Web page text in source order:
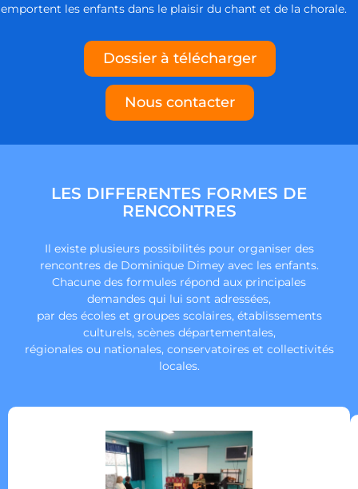
emportent les enfants dans le plaisir du chant et de la chorale.
Dossier à télécharger
Nous contacter
LES DIFFERENTES FORMES DE
RENCONTRES
Il existe plusieurs possibilités pour organiser des
rencontres de Dominique Dimey avec les enfants.
Chacune des formules répond aux principales
demandes qui lui sont adressées,
par des écoles et groupes scolaires, établissements
culturels, scènes départementales,
régionales ou nationales, conservatoires et collectivités
locales.